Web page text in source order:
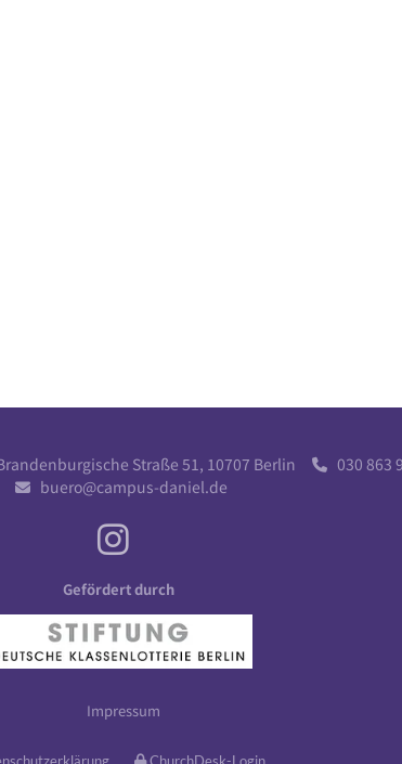
Straße 51, 10707 Berlin  030 863
 buero@campus-daniel.de
Gefördert durch
Impressum